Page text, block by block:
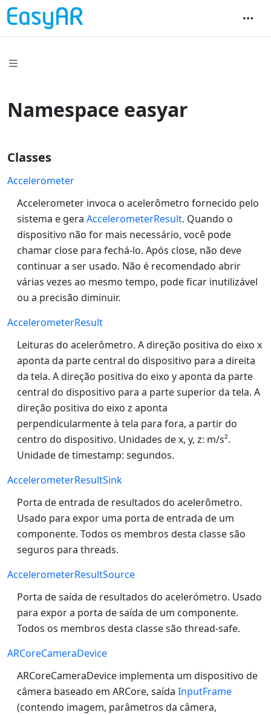
Namespace easyar
Classes
Accelerometer
Accelerometer invoca o acelerômetro fornecido pelo
sistema e gera AccelerometerResult. Quando o
dispositivo não for mais necessário, você pode
chamar close para fechá-lo. Após close, não deve
continuar a ser usado. Não é recomendado abrir
várias vezes ao mesmo tempo, pode ficar inutilizável
ou a precisão diminuir.
AccelerometerResult
Leituras do acelerômetro. A direção positiva do eixo x
aponta da parte central do dispositivo para a direita
da tela. A direção positiva do eixo y aponta da parte
central do dispositivo para a parte superior da tela. A
direção positiva do eixo z aponta
perpendicularmente à tela para fora, a partir do
centro do dispositivo. Unidades de x, y, z: m/s².
Unidade de timestamp: segundos.
AccelerometerResultSink
Porta de entrada de resultados do acelerômetro.
Usado para expor uma porta de entrada de um
componente. Todos os membros desta classe são
seguros para threads.
AccelerometerResultSource
Porta de saída de resultados do acelerómetro. Usado
para expor a porta de saída de um componente.
Todos os membros desta classe são thread-safe.
ARCoreCameraDevice
ARCoreCameraDevice implementa um dispositivo de
câmera baseado em ARCore, saída InputFrame
(contendo imagem, parâmetros da câmera,